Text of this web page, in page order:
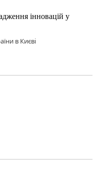
інновацій у
в Києві